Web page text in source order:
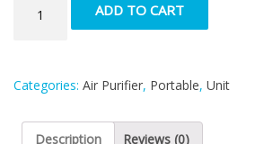
cooling
ADD TO CART
Categories: Air Purifier, Portable, Unit
Description Reviews (0)